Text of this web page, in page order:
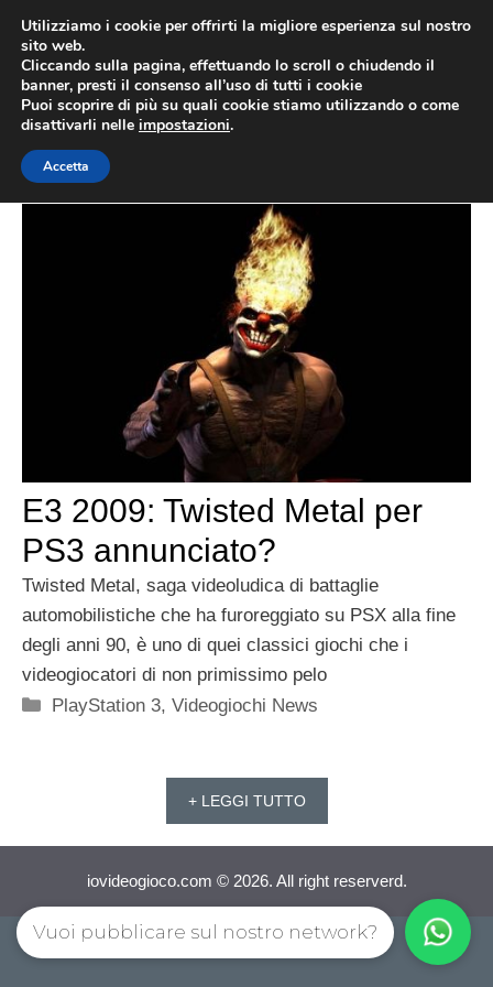
contenuto
e3 2009
E3 2009: Twisted Metal per
PS3 annunciato?
Twisted Metal, saga videoludica di battaglie
automobilistiche che ha furoreggiato su PSX alla fine
degli anni 90, è uno di quei classici giochi che i
videogiocatori di non primissimo pelo
Categorie
PlayStation 3,Videogiochi News
+ LEGGI TUTTO
iovideogioco.com © 2026. All right reserverd.
Utilizziamo i cookie per offrirti la migliore esperienza sul nostro
sito web.
Cliccando sulla pagina, effettuando lo scroll o chiudendo il
banner, presti il consenso all’uso di tutti i cookie
Puoi scoprire di più su quali cookie stiamo utilizzando o come
disattivarli nelle impostazioni.
Accetta
Vuoi pubblicare sul nostro network?